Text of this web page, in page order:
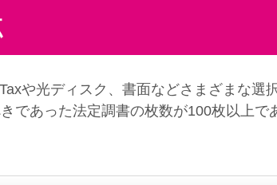
や光ディスク、書面などさまざまな選
であった法定調書の枚数が100枚以上で